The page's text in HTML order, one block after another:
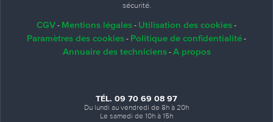
sécurité.
CGV - Mentions légales - Utilisation des cookies -
Paramètres des cookies - Politique de confidentialité -
Annuaire des techniciens- A propos
TÉL. 09 70 69 08 97
Du lundi au vendredi de 8h à 20h
Le samedi de 10h à 15h